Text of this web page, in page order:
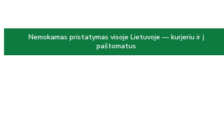
Nemokamas pristatymas visoje Lietuvoje — kurjeriu ir į
paštomatus